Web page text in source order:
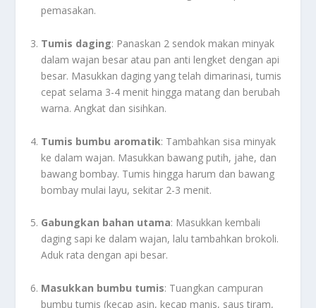
pemasakan.
Tumis daging: Panaskan 2 sendok makan minyak
dalam wajan besar atau pan anti lengket dengan api
besar. Masukkan daging yang telah dimarinasi, tumis
cepat selama 3-4 menit hingga matang dan berubah
warna. Angkat dan sisihkan.
Tumis bumbu aromatik: Tambahkan sisa minyak
ke dalam wajan. Masukkan bawang putih, jahe, dan
bawang bombay. Tumis hingga harum dan bawang
bombay mulai layu, sekitar 2-3 menit.
Gabungkan bahan utama: Masukkan kembali
daging sapi ke dalam wajan, lalu tambahkan brokoli.
Aduk rata dengan api besar.
Masukkan bumbu tumis: Tuangkan campuran
bumbu tumis (kecap asin, kecap manis, saus tiram,